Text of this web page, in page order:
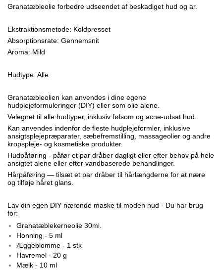
Granatæbleolie forbedre udseendet af beskadiget hud og ar.
Ekstraktionsmetode: Koldpresset
Absorptionsrate: Gennemsnit
Aroma: Mild
Hudtype: Alle
Granatæbleolien kan anvendes i dine egene
hudplejeformuleringer (DIY) eller som olie alene.
Velegnet til alle hudtyper, inklusiv følsom og acne-udsat hud.
Kan anvendes indenfor de fleste hudplejeformler, inklusive
ansigtsplejepræparater, sæbefremstilling, massageolier og andre
kropspleje- og kosmetiske produkter.
Hudpåføring - påfør et par dråber dagligt eller efter behov på hele
ansigtet alene eller efter vandbaserede behandlinger.
Hårpåføring — tilsæt et par dråber til hårlængderne for at nære
og tilføje håret glans.
Lav din egen DIY nærende maske til moden hud - Du har brug
for:
Granatæblekerneolie 30ml.
Honning - 5 ml
Æggeblomme - 1 stk
Havremel - 20 g
Mælk - 10 ml